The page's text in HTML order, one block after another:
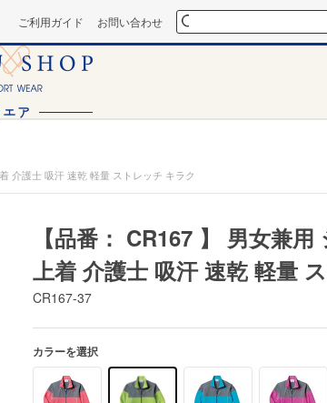
ご利用ガイド お問い合わせ
介護士 吸汗 速乾 軽量 ストレッチ キラク
【品番： CR167 】 男女兼
上着 介護士 吸汗 速乾 軽量
CR167-37
カラーを選択